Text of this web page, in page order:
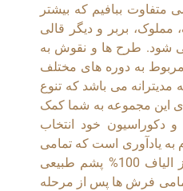
ببافیم که بیشتر
مملوک، بربر و دیگر قالی
شود. طرح ها و نقوش به
به دوره های مختلف
می باشد که تنوع
این مجموعه به شما کمک
دکوراسیون خود انتخاب
به یادآوری است که تمامی
فرش های این مجموعه از الیاف 100% پشم طبیعی
فرش ها پس از مرحله